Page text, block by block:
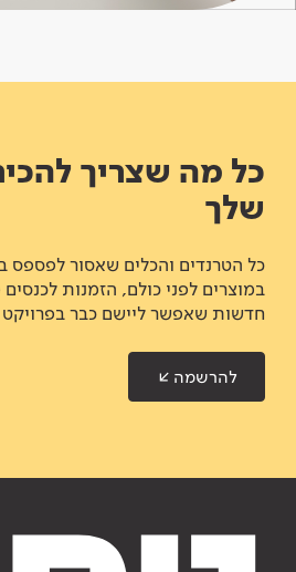
כל מה שצריך
שלך
כל הטרנדים והכלים שאסור
במוצרים לפני כולם, הזמנות לכנסים
חדשות שאפשר ליישם כבר
להרשמה